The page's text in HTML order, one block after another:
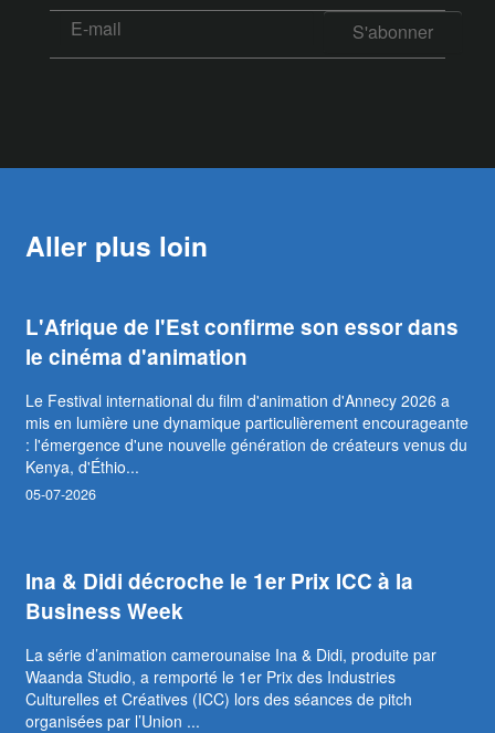
Aller plus loin
L'Afrique de l'Est confirme son essor dans
le cinéma d'animation
Le Festival international du film d'animation d'Annecy 2026 a
mis en lumière une dynamique particulièrement encourageante
: l'émergence d'une nouvelle génération de créateurs venus du
Kenya, d'Éthio...
05-07-2026
Ina & Didi décroche le 1er Prix ICC à la
Business Week
La série d’animation camerounaise Ina & Didi, produite par
Waanda Studio, a remporté le 1er Prix des Industries
Culturelles et Créatives (ICC) lors des séances de pitch
organisées par l’Union ...